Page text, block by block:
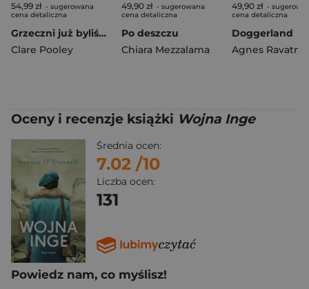
54,99 zł - sugerowana
cena detaliczna
Grzeczni już byliśmy
Clare Pooley
49,90 zł - sugerowana
cena detaliczna
Po deszczu
Chiara Mezzalama
49,90 zł -
cena detaliczna
Doggerland
Agnes Ravatn
Oceny i recenzje książki Wojna Inge
Średnia ocen:
7.02 /10
Liczba ocen:
131
Powiedz nam, co myślisz!